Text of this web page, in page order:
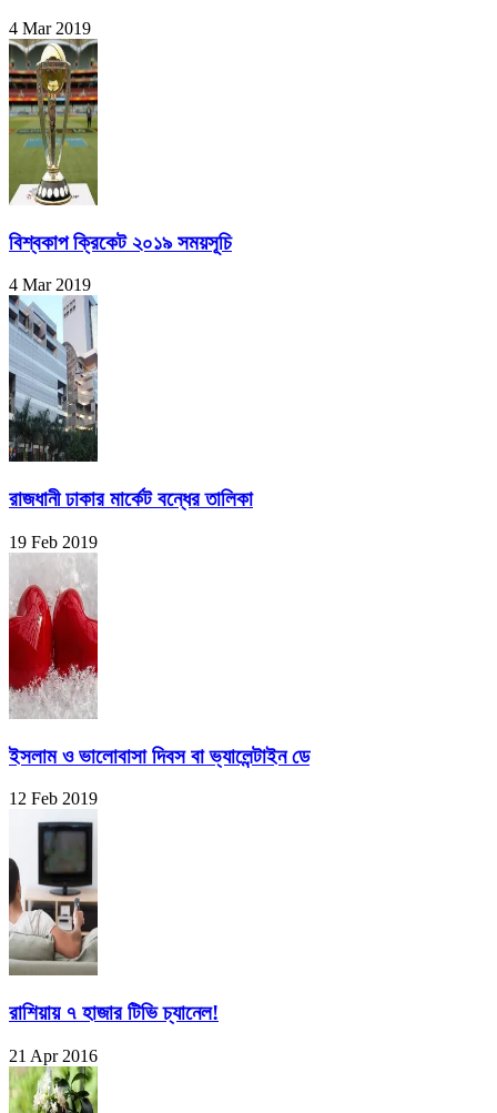
4 Mar 2019
বিশ্বকাপ ক্রিকেট ২০১৯ সময়সূচি
4 Mar 2019
রাজধানী ঢাকার মার্কেট বন্ধের তালিকা
19 Feb 2019
ইসলাম ও ভালোবাসা দিবস বা ভ্যালেন্টাইন ডে
12 Feb 2019
রাশিয়ায় ৭ হাজার টিভি চ্যানেল!
21 Apr 2016